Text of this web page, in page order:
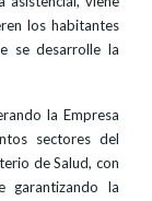
los habitantes
se desarrolle la
la Empresa
sectores del
de Salud, con
garantizando la